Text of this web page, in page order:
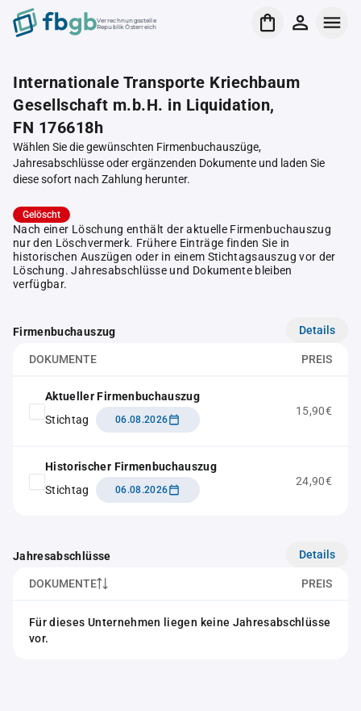
Verrechnungsstelle
Republik Österreich
Internationale Transporte Kriechbaum
Gesellschaft m.b.H. in Liquidation,
FN 176618h
Wählen Sie die gewünschten Firmenbuchauszüge,
Jahresabschlüsse oder ergänzenden Dokumente und laden Sie
diese sofort nach Zahlung herunter.
Gelöscht
Nach einer Löschung enthält der aktuelle Firmenbuchauszug
nur den Löschvermerk. Frühere Einträge finden Sie in
historischen Auszügen oder in einem Stichtagsauszug vor der
Löschung. Jahresabschlüsse und Dokumente bleiben
verfügbar.
Firmenbuchauszug Details
DOKUMENTE PREIS
Aktueller Firmenbuchauszug
Stichtag
06.08.2026
15,90€
Historischer Firmenbuchauszug
Stichtag
06.08.2026
24,90€
Jahresabschlüsse Details
DOKUMENTE PREIS
Für dieses Unternehmen liegen keine Jahresabschlüsse
vor.